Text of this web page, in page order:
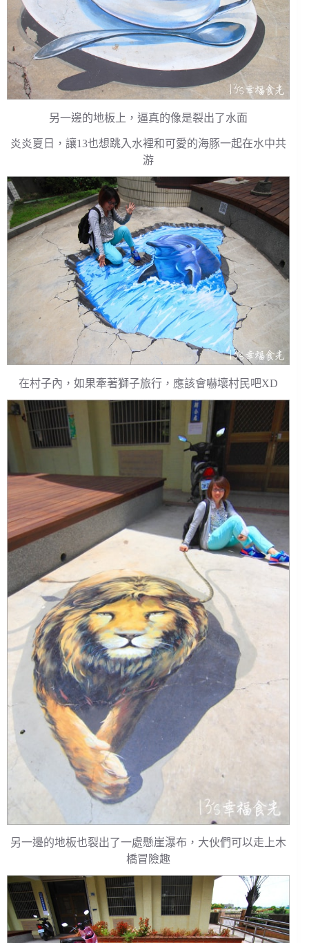
另一邊的地板上，逼真的像是裂出了水面
炎炎夏日，讓13也想跳入水裡和可愛的海豚一起在水中共
游
在村子內，如果牽著獅子旅行，應該會嚇壞村民吧XD
另一邊的地板也裂出了一處懸崖瀑布，大伙們可以走上木
橋冒險趣